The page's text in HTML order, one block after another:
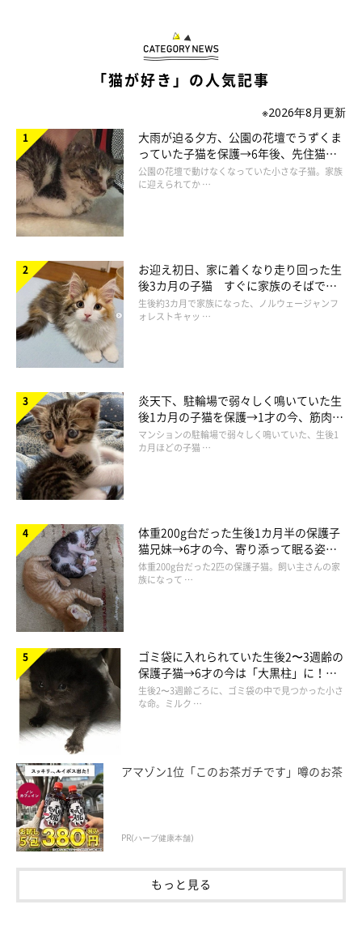
爪とぎの上でまったりしているよつばくん
@hatukitt
お迎え当初、よつばくんは名前を覚えてくれている様子がなく
すが…
飼い主さん：
「今は通りかかったところを呼ぶと、足を止めて振り向いて『に
ゃーっ』てお返事してくれるようになりました」
飼い主さんを見つめるよつばくん
@hatukitt
飼い主さん：
「あと、視線だけでかーちゃん（飼い主）を動かす術を覚えまし
た。夜中にかーちゃんを起こしたいときは、クローゼットの扉を
ドンドコドンドコってドラミングすると起きるというのも理解し
ています」
「猫が好き」の人気記事
※2026年8月更新
大雨が迫る夕方、公園の花壇でうずくま
っていた子猫を保護→6年後、先住猫
と“姉妹”のような関係に
公園の花壇で動けなくなっていた小さな子猫。家族
に迎えられてか …
お迎え初日、家に着くなり走り回った生
後3カ月の子猫 すぐに家族のそばで落
ち着く姿に「迎えてよかった」
生後約3カ月で家族になった、ノルウェージャンフ
ォレストキャッ …
炎天下、駐輪場で弱々しく鳴いていた生
後1カ月の子猫を保護→1才の今、筋肉質
でツンデレなコに成長
マンションの駐輪場で弱々しく鳴いていた、生後1
カ月ほどの子猫 …
体重200g台だった生後1カ月半の保護子
猫兄妹→6才の今、寄り添って眠る姿に
ほっこり！
体重200g台だった2匹の保護子猫。飼い主さんの家
族になって …
ゴミ袋に入れられていた生後2〜3週齢の
保護子猫→6才の今は「大黒柱」に！
美しい黒猫に成長した姿にグッとくる
生後2〜3週齢ごろに、ゴミ袋の中で見つかった小さ
な命。ミルク …
アマゾン1位「このお茶ガチです」噂のお茶
PR(ハーブ健康本舗)
もっと見る